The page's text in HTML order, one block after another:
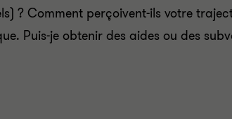
? Comment perçoivent-ils votre
Puis-je obtenir des aides ou des